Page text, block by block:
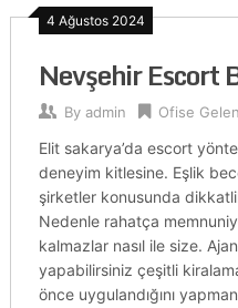
4 Ağustos 2024
Nevşehir Escort
By admin Ofise
Elit sakarya’da escort
deneyim kitlesine. Eşlik
şirketler konusunda
Nedenle rahatça
kalmazlar nasıl ile size.
yapabilirsiniz çeşitli
önce uygulandığını